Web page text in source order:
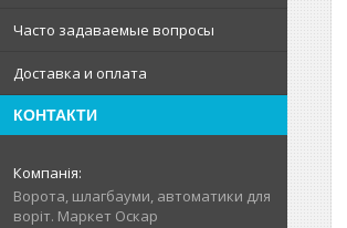
Часто задаваемые вопросы
Доставка и оплата
КОНТАКТИ
Ворота, шлагбауми, автоматики для
воріт. Маркет Оскар